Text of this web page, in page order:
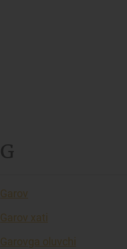
G
Garov
Garov xati
Garovga oluvchi